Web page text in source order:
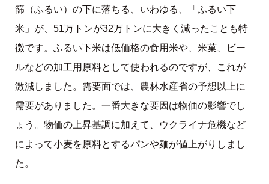
篩（ふるい）の下に落ちる、いわゆる、「ふるい下
米」が、51万トンが32万トンに大きく減ったことも特
徴です。ふるい下米は低価格の食用米や、米菓、ビー
ルなどの加工用原料として使われるのですが、これが
激減しました。需要面では、農林水産省の予想以上に
需要がありました。一番大きな要因は物価の影響でし
ょう。物価の上昇基調に加えて、ウクライナ危機など
によって小麦を原料とするパンや麺が値上がりしまし
た。